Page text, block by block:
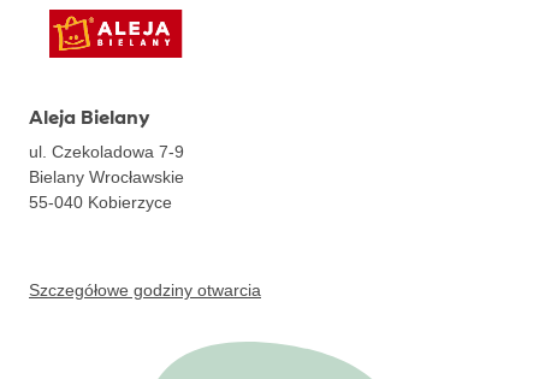
Aleja Bielany
ul. Czekoladowa 7-9
Bielany Wrocławskie
55-040 Kobierzyce
Szczegółowe godziny otwarcia